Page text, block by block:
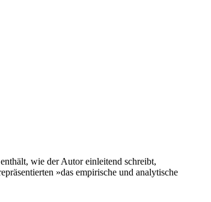
wie der Autor einleitend schreibt,
»das empirische und analytische